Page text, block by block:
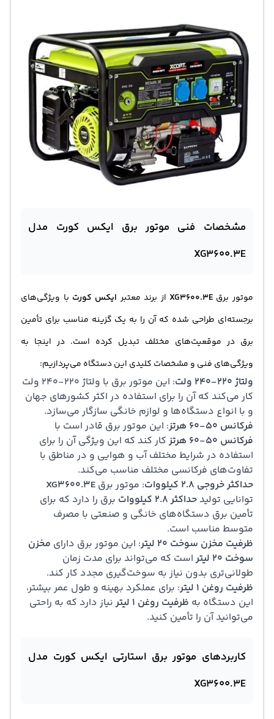
مشخصات فنی موتور برق ایکس کورت مدل
XG3600.3E
موتور برقXG3600.3E از برند معتبر ایکس کورت با ویژگی‌های
برجسته‌ای طراحی شده که آن را به یک گزینه مناسب برای تأمین
برق در موقعیت‌های مختلف تبدیل کرده است. در اینجا به
ویژگی‌های فنی و مشخصات کلیدی این دستگاه می‌پردازیم:
ولتاژ 220-240 ولت
: این موتور برق با ولتاژ 220-240 ولت
کار می‌کند که آن را برای استفاده در اکثر کشورهای جهان
و با انواع دستگاه‌ها و لوازم خانگی سازگار می‌سازد.
فرکانس 50-60 هرتز
: این موتور برق قادر است با
فرکانس 50-60 هرتز
کار کند که این ویژگی آن را برای
استفاده در شرایط مختلف آب و هوایی و در مناطق با
تفاوت‌های فرکانسی مختلف مناسب می‌کند.
حداکثر خروجی 2.8 کیلووات
: موتور برقXG3600.3E
توانایی تولیدحداکثر 2.8 کیلووات
برق را دارد که برای
تأمین برق دستگاه‌های خانگی و صنعتی با مصرف
متوسط مناسب است.
ظرفیت مخزن سوخت 20 لیتر
: این موتور برق دارای مخزن
سوخت 20 لیتر
است که می‌تواند برای مدت زمان
طولانی‌تری بدون نیاز به سوخت‌گیری مجدد کار کند.
ظرفیت روغن 1 لیتر
: برای عملکرد بهینه و طول عمر بیشتر،
این دستگاه به ظرفیت روغن 1 لیتر
نیاز دارد که به راحتی
می‌توانید آن را تأمین کنید.
کاربردهای موتور برق استارتی ایکس کورت مدل
XG3600.3E